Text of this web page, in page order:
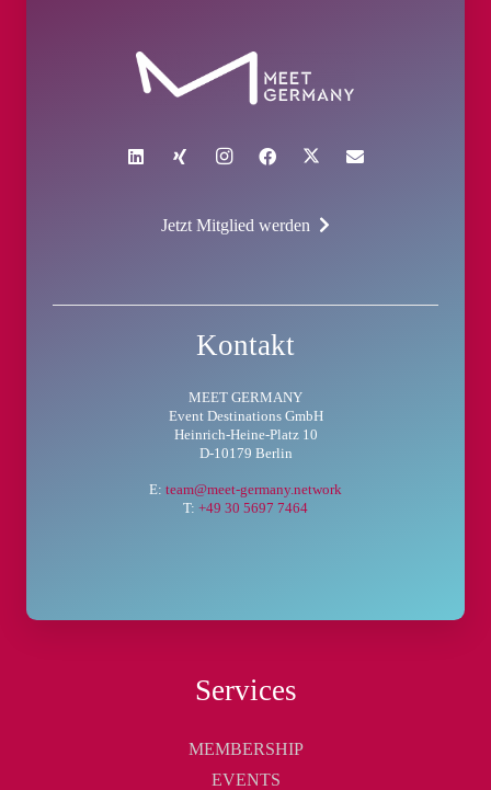
Jetzt Mitglied werden
Kontakt
MEET GERMANY
Event Destinations GmbH
Heinrich-Heine-Platz 10
D-10179 Berlin
E: team@meet-germany.network
T: +49 30 5697 7464
Services
MEMBERSHIP
EVENTS